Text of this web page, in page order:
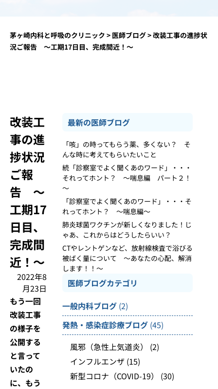
茅ヶ崎内科と呼吸のクリニック > 医師ブログ>改装工事の進捗状
況ご報告 ～工期17日目、完成間近！～
改装工
事の進
捗状況
ご報
告 ～
工期17
日目、
完成間
近！～
2022年8
月23日
もう一回
改装工事
の様子を
公開する
と言って
いたの
に、もう
最新の医師ブログ
「咳」の時ってもらう薬、多くない？ そ
んな時に考えてもらいたいこと
続「診察室でよく聞くあのワード」・・・
それってホント？ ～喘息編 パート２！
～
「診察室でよく聞くあのワード」・・・そ
れってホント？ ～喘息編～
肺炎球菌ワクチンが新しくなりました！じ
ゃあ、これからはどうしたらいい？
CTやレントゲンなど、放射線検査で浴びる
被ばく量について ～あなたの心配、解消
します！！～
医師ブログカテゴリ
一般内科ブログ (2)
発熱・感染症診療ブログ (45)
風邪（急性上気道炎）
(2)
インフルエンザ (15)
新型コロナ（COVID-19）
(30)